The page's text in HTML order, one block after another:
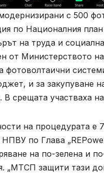
с 500
по Националния
на труда и
от Министерството
фотоволтаични
и за закупуване
срещата участваха
на процедурата е
по Глава
на по-зелена и
„МТСП защити тази